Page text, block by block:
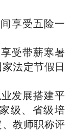
享受五险一
受带薪寒暑
法定节假日
发展搭建平
级、省级培
教师职称评